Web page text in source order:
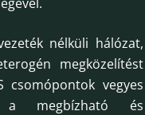
nélküli hálózat,
megközelítést
csomópontok vegyes
a megbízható és